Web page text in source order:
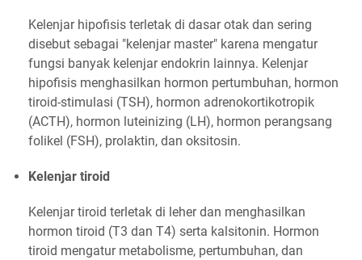
Kelenjar hipofisis terletak di dasar otak dan sering
disebut sebagai "kelenjar master" karena mengatur
fungsi banyak kelenjar endokrin lainnya. Kelenjar
hipofisis menghasilkan hormon pertumbuhan, hormon
tiroid-stimulasi (TSH), hormon adrenokortikotropik
(ACTH), hormon luteinizing (LH), hormon perangsang
folikel (FSH), prolaktin, dan oksitosin.
Kelenjar tiroid
Kelenjar tiroid terletak di leher dan menghasilkan
hormon tiroid (T3 dan T4) serta kalsitonin. Hormon
tiroid mengatur metabolisme, pertumbuhan, dan